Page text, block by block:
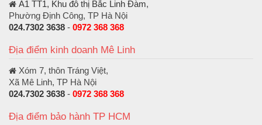
A1 TT1, Khu đô thị Bắc Linh Đàm,
Phường Định Công, TP Hà Nội
024.7302 3638 - 0972 368 368
Địa điểm kinh doanh Mê Linh
Xóm 7, thôn Tráng Việt,
Xã Mê Linh, TP Hà Nội
024.7302 3638 - 0972 368 368
Địa điểm bảo hành TP HCM